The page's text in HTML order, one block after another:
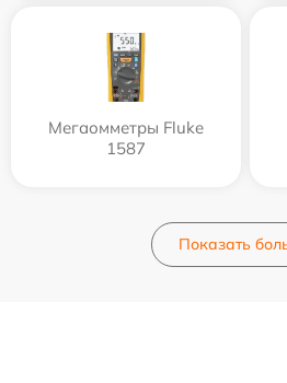
Мегаомметры Fluke
1587
Показать